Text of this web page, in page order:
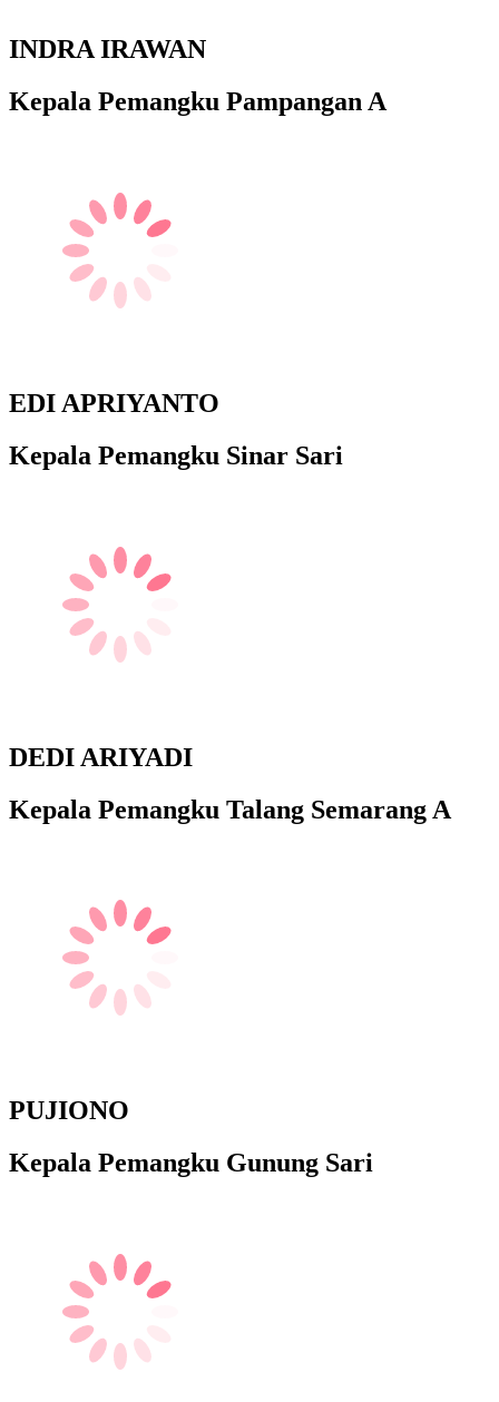
INDRA IRAWAN
Kepala Pemangku Pampangan A
EDI APRIYANTO
Kepala Pemangku Sinar Sari
DEDI ARIYADI
Kepala Pemangku Talang Semarang A
PUJIONO
Kepala Pemangku Gunung Sari